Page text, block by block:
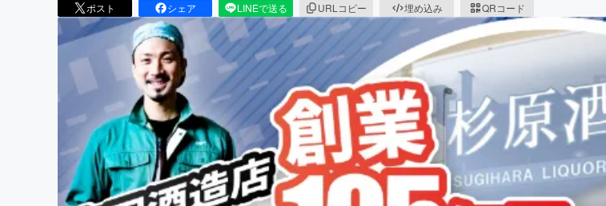
ポスト シェア LINEで送る URLコピー 埋め込み QRコード